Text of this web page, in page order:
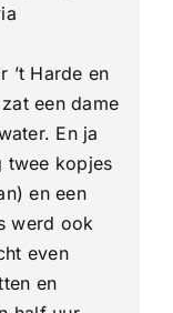
’t Harde en
een dame
En ja
twee kopjes
en een
werd ook
even
en